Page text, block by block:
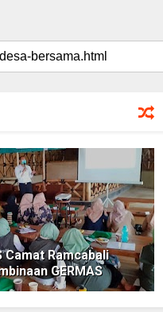
Camat Ramcabali
GERMAS